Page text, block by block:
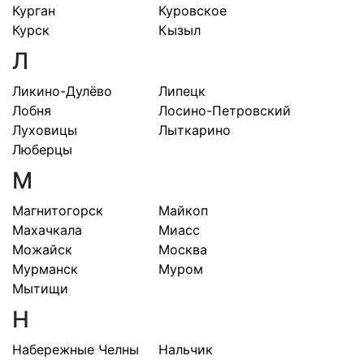
Курган
Куровское
Курск
Кызыл
Л
Ликино-Дулёво
Липецк
Лобня
Лосино-Петровский
Луховицы
Лыткарино
Люберцы
М
Магнитогорск
Майкоп
Махачкала
Миасс
Можайск
Москва
Мурманск
Муром
Мытищи
Н
Набережные Челны
Нальчик